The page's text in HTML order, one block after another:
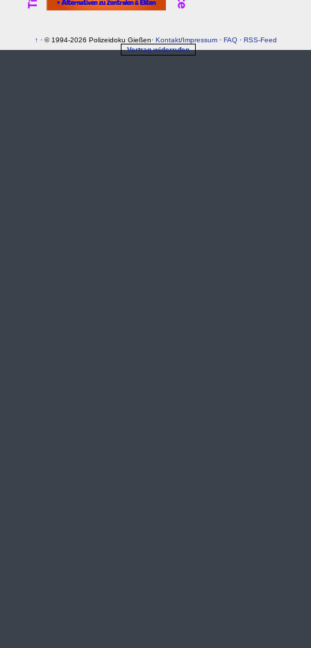
↑ · © 1994-2026 Polizeidoku Gießen· Kontakt/Impressum· FAQ· RSS-Feed
Vertrag widerrufen